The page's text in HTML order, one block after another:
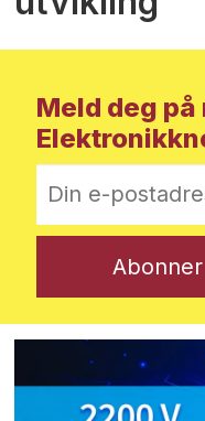
Meld deg